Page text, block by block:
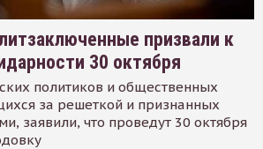
призвали к
30 октября
политиков и общественных
за решеткой и признанных
заявили, что проведут 30 октября